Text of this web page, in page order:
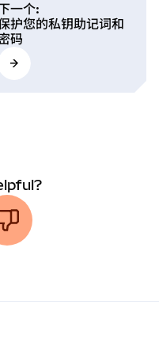
一个:
护您的私钥助记词和
码